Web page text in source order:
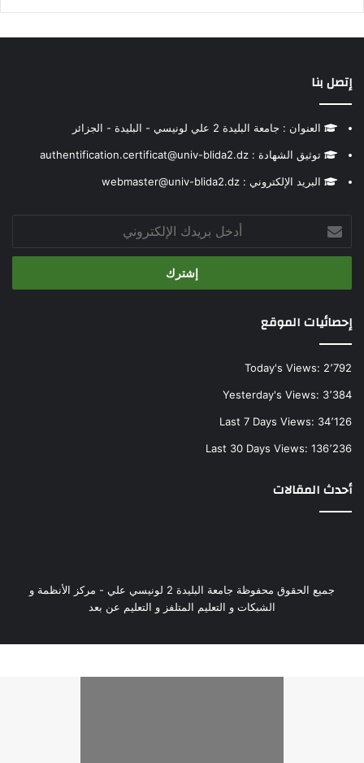
إتصل بنا
العنوان : جامعة البليدة 2 علي لونيسي - البليدة - الجزائر
توثيق الشهادة : authentification.certificat@univ-blida2.dz
البريد الإلكتروني : webmaster@univ-blida2.dz
بريدك
الإلكتروني
إحصائيات الموقع
Today's Views: 2٬792
Yesterday's Views: 3٬384
Last 7 Days Views: 34٬126
Last 30 Days Views: 136٬236
أحدث المقالات
جميع الحقوق محفوظة جامعة البليدة 2 لونيسي علي - مركز الأنظمة و
الشبكات و التعليم المتلفز و التعليم عن بعد